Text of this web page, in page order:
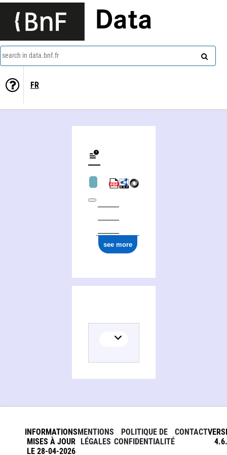
Data
search in data.bnf.fr
FR
see more
INFORMATIONS
MISES À JOUR
LE 28-04-2026
MENTIONS
LÉGALES
POLITIQUE DE
CONFIDENTIALITÉ
CONTACT